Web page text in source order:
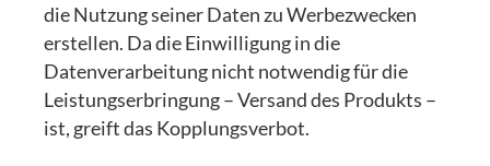
die Nutzung seiner Daten zu Werbezwecken
erstellen. Da die Einwilligung in die
Datenverarbeitung nicht notwendig für die
Leistungserbringung – Versand des Produkts –
ist, greift das Kopplungsverbot.